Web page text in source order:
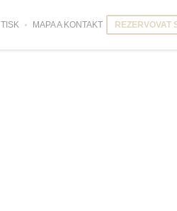
TISK MAPA A KONTAKT REZERVOVAT